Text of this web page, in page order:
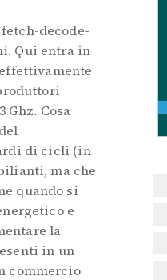
decode-
Qui entra in
Ghz. Cosa
di cicli (in
ma che
quando si
e
la
in un
commercio